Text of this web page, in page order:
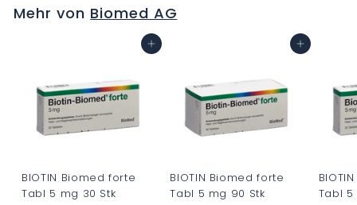
0
Mehr von Biomed AG
In den Warenkorb
BIOTIN Biomed forte
Tabl 5 mg 30 Stk
In den Warenkorb
BIOTIN Biomed forte
Tabl 5 mg 90 Stk
Tabl 5